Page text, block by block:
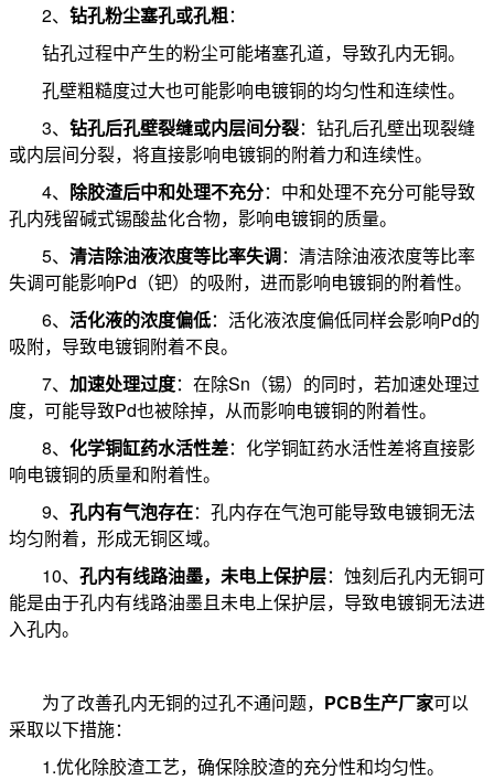
2、 钻孔粉尘塞孔或孔粗：
钻孔过程中产生的粉尘可能堵塞孔道，导致孔内无铜。
孔壁粗糙度过大也可能影响电镀铜的均匀性和连续性。
3、 钻孔后孔壁裂缝或内层间分裂：钻孔后孔壁出现裂缝
或内层间分裂，将直接影响电镀铜的附着力和连续性。
4、 除胶渣后中和处理不充分：中和处理不充分可能导致
孔内残留碱式锡酸盐化合物，影响电镀铜的质量。
5、 清洁除油液浓度等比率失调：清洁除油液浓度等比率
失调可能影响Pd（钯）的吸附，进而影响电镀铜的附着性。
6、 活化液的浓度偏低：活化液浓度偏低同样会影响Pd的
吸附，导致电镀铜附着不良。
7、 加速处理过度：在除Sn（锡）的同时，若加速处理过
度，可能导致Pd也被除掉，从而影响电镀铜的附着性。
8、 化学铜缸药水活性差：化学铜缸药水活性差将直接影
响电镀铜的质量和附着性。
9、 孔内有气泡存在：孔内存在气泡可能导致电镀铜无法
均匀附着，形成无铜区域。
10、 孔内有线路油墨，未电上保护层：蚀刻后孔内无铜可
能是由于孔内有线路油墨且未电上保护层，导致电镀铜无法进
入孔内。
为了改善孔内无铜的过孔不通问题， PCB生产厂家可以
采取以下措施：
1.优化除胶渣工艺，确保除胶渣的充分性和均匀性。